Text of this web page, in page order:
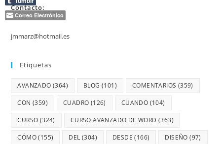
Contacto:
jmmarz@hotmail.es
Etiquetas
AVANZADO (364) BLOG (101) COMENTARIOS (359)
CON (359) CUADRO (126) CUANDO (104)
CURSO (324) CURSO AVANZADO DE WORD (363)
CÓMO(155) DEL (304) DESDE (166) DISEÑO (97)
Correo Electrónico